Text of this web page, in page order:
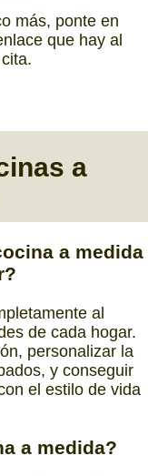
más, ponte en
que hay al
a
a medida
al
de cada hogar.
personalizar la
y conseguir
el estilo de vida
a medida?